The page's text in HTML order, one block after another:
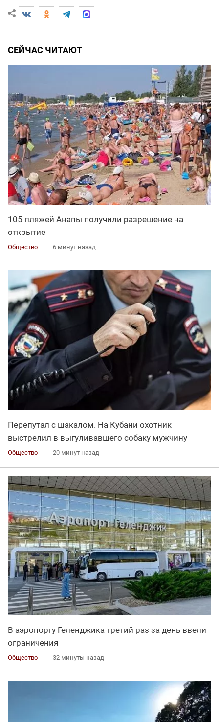
СЕЙЧАС ЧИТАЮТ
105 пляжей Анапы получили разрешение на
открытие
Общество 6 минут назад
Перепутал с шакалом. На Кубани охотник
выстрелил в выгуливавшего собаку мужчину
Общество 20 минут назад
В аэропорту Геленджика третий раз за день ввели
ограничения
Общество 32 минуты назад